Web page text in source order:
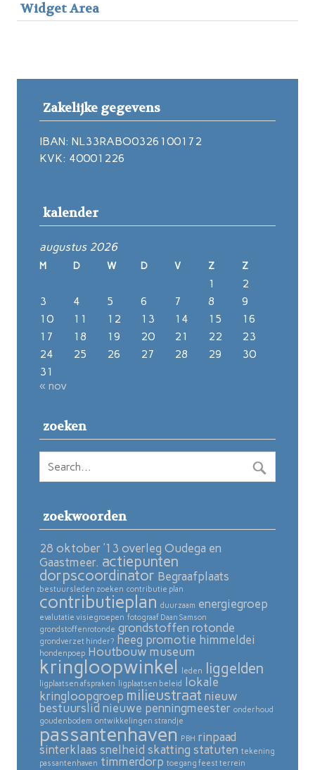
Widget Area
Zakelijke gegevens
IBAN: NL33RABO0326100172
KVK: 40001226
kalender
augustus 2026
M D W D V Z Z
1
2
3
4 5 6 7 8
9
10
11 12 13 14 15
16
17
18 19 20 21 22
23
24
25 26 27 28 29
30
31
« nov
zoeken
zoekwoorden
28 oktober ’13 overleg Oudega en
Gaastmeer. actiepunten
dorpscoordinator Begraafplaats
bestuursleden zoeken contributie plan
contributieplan duurzaam energiegroep
evalutatie visiegroepen fotograaf Daan Samson
grondstoffenrotonde grondstoffen rotonde
grondverzet hinder? heeg promotie himmeldei
hondenpoep Houtbouw museum
kringloopwinkel leden liggelden
ligplaatsen afspraken ligplaatsen beleid lokale
kringloopgroep milieustraat nieuw
bestuurslid nieuwe penningmeester onderhoud
goudenbodem ontwikkelingen strandje
passantenhaven PBH rinpaad
sinterklaas snelheid skatting statuten tekening
passantenhaven timmerdorp toegang feest terrein